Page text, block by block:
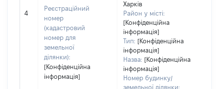
4
Реєстраційний
номер
(кадастровий
номер для
земельної
ділянки):
[Конфіденційна
інформація]
Харків
Район у місті:
[Конфіденційна
інформація]
Тип: [Конфіденційна
інформація]
Назва: [Конфіденційна
інформація]
Номер будинку/
земельної ділянки: